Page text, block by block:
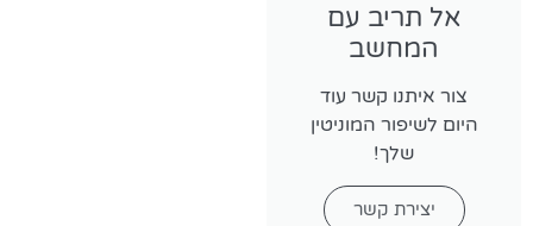
אל תריב עם
המחשב
צור איתנו קשר עוד
היום לשיפור המוניטין
שלך!
יצירת קשר